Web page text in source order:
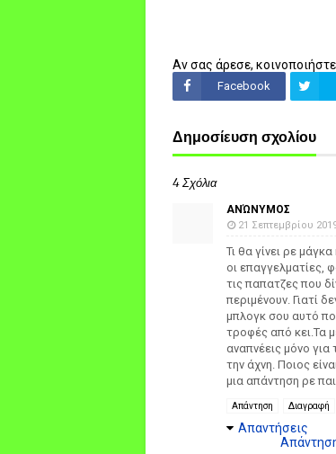
Αν σας άρεσε,
Facebook
Δημοσίευση σχολίου
4 Σχόλια
ΑΝΏΝΥΜΟΣ
21 Σεπτεμβρίου
Τι θα γίνει ρε
οι επαγγελματίες,
τις παπατζες που
περιμένουν. Γιατί
μπλογκ σου αυτό
τροφές από κει.Τα
αναπνέεις μόνο για
την άχνη. Ποιος
μια απάντηση ρε
Απάντηση Διαγραφή
Απαντήσεις